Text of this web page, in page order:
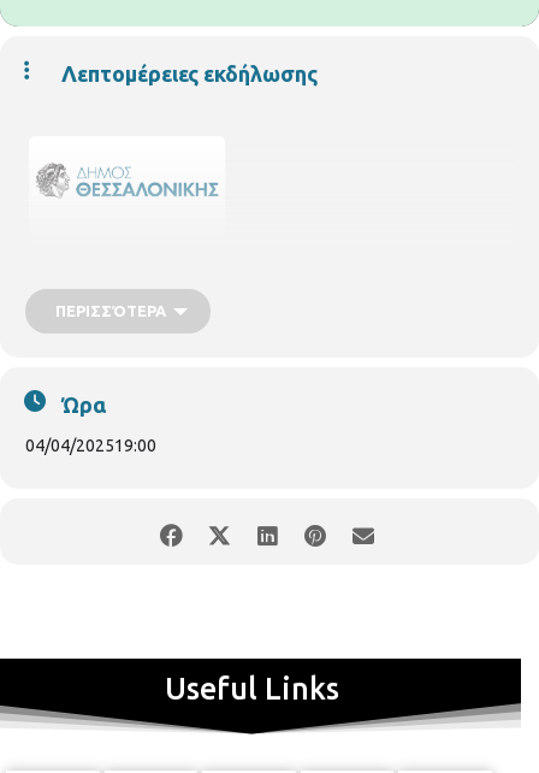
Λεπτομέρειες εκδήλωσης
Δευτεροβάθμιας Εκπαίδευσης Ανατολικής και Δυτικής Θεσσαλονίκης,
την Παρασκευή 4 Απριλίου 2025.
Η εκδήλωση θα πραγματοποιηθεί στο Κέντρο Ιστορίας
ομιλητή τον Καθηγητή Κοινωνιολογίας της Εκπαίδευσης στο
ΠΕΡΙΣΣΌΤΕΡΑ
Ώρα
04/04/202519:00
Useful Links